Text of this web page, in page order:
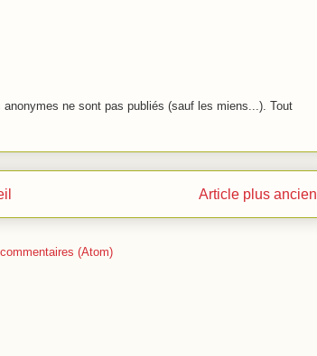
ne sont pas publiés (sauf les miens...). Tout
Article plus ancien
(Atom)